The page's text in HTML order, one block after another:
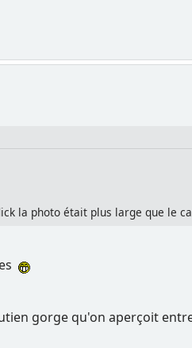
la photo était plus large que le
gorge qu'on aperçoit